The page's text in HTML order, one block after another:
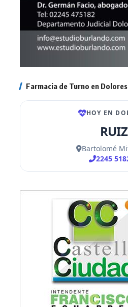
Farmacia de Turno en Dolores